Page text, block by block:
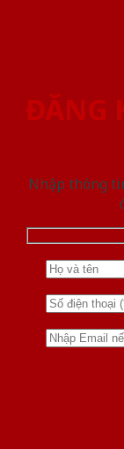
ĐĂNG
Nhập thông